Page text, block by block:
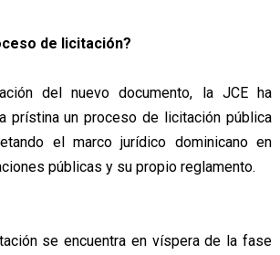
de licitación?
del nuevo documento, la JCE ha
prístina un proceso de licitación pública
el marco jurídico dominicano en
públicas y su propio reglamento.
se encuentra en víspera de la fase